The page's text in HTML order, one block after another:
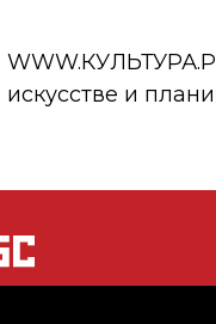
искусстве и